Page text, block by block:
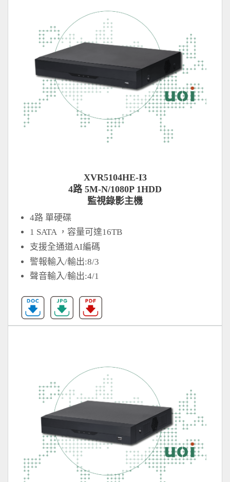
XVR5104HE-I3
4路 5M-N/1080P 1HDD
監視錄影主機
4路 單硬碟
1 SATA ，容量可達16TB
支援全通道AI編碼
警報輸入/輸出:8/3
聲音輸入/輸出:4/1